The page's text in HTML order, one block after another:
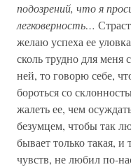
подозрений, что я
легковерность…
желаю успеха ее
сколь трудно для меня
ней, то говорю себе,
бороться со
жалеть ее, чем
безумцем, чтобы так
бывает только такая,
чувств, не любил по-